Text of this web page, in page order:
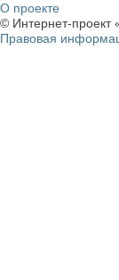
О проекте
© Интернет-проект
Правовая